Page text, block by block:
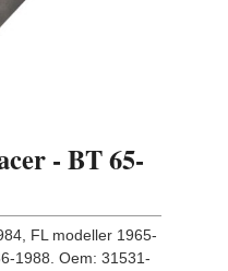
- BT 65-
FL modeller 1965-
1988. Oem: 31531-